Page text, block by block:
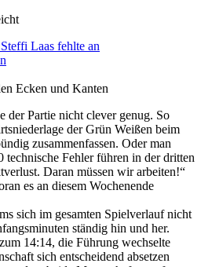
Ecken und Kanten
der Partie nicht clever genug. So
der Grün Weißen beim
zusammenfassen. Oder man
technische Fehler führen in der dritten
Daran müssen wir arbeiten!“
es an diesem Wochenende
sich im gesamten Spielverlauf nicht
ständig hin und her.
14:14, die Führung wechselte
sich entscheidend absetzen